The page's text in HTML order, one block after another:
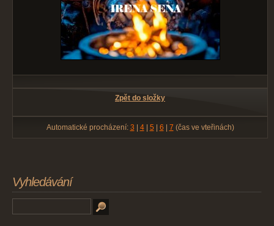
Zpět do složky
Automatické procházení: 3 4| 5 6 7 (čas ve vteřinách)
Vyhledávání